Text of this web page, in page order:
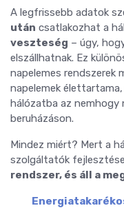
A legfrissebb adatok
után csatlakozhat a
veszteség – úgy,
elszállhatnak. Ez
napelemes rendszerek
napelemek
hálózatba az nemhogy
beruházáson.
Mindez miért? Mert a
szolgáltatók
rendszer, és áll a